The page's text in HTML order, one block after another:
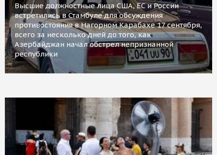
Высшие должностные лица США, ЕС и России
встретились в Стамбуле для обсуждения
противостояния в Нагорном Карабахе 17 сентября,
всего за несколько дней до того, как
Азербайджан начал обстрел непризнанной
республики